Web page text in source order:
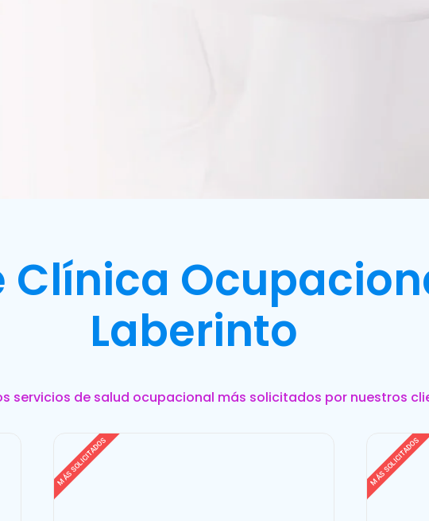
Clínica
Laberinto
servicios de salud ocupacional más solicitados por nuestros
MÁS SOLICITADOS MÁS SOLICITADOS